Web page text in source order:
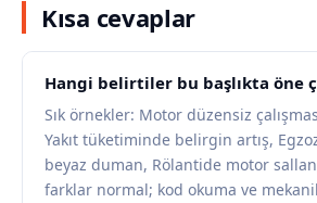
Kısa cevaplar
Hangi belirtiler bu başlıkta öne
Sık örnekler: Motor düzensiz
Yakıt tüketiminde belirgin artış,
beyaz duman, Rölantide motor
farklar normal; kod okuma ve